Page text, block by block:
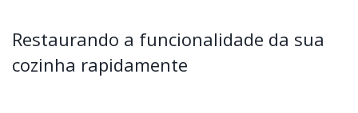
Restaurando a funcionalidade da sua
cozinha rapidamente